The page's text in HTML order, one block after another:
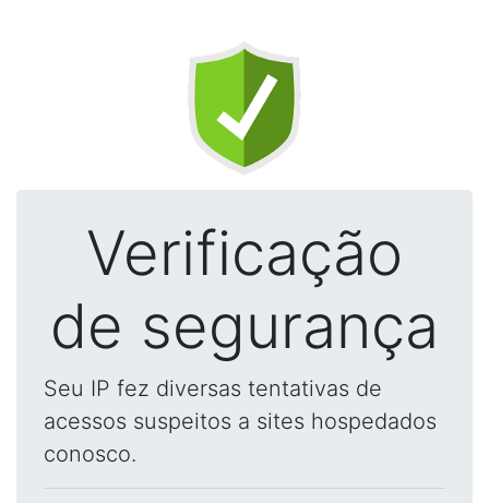
Verificação
de segurança
Seu IP fez diversas tentativas de
acessos suspeitos a sites hospedados
conosco.